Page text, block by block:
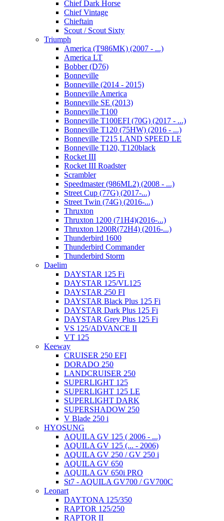
Chief Dark Horse
Chief Vintage
Chieftain
Scout / Scout Sixty
Triumph
America (T986MK) (2007 - ...)
America LT
Bobber (D76)
Bonneville
Bonneville (2014 - 2015)
Bonneville America
Bonneville SE (2013)
Bonneville T100
Bonneville T100EFI (70G) (2017 - ...)
Bonneville T120 (75HW) (2016 - ...)
Bonneville T215 LAND SPEED LE
Bonneville T120, T120black
Rocket III
Rocket III Roadster
Scrambler
Speedmaster (986ML2) (2008 - ...)
Street Cup (77G) (2017-...)
Street Twin (74G) (2016-...)
Thruxton
Thruxton 1200 (71H4)(2016-...)
Thruxton 1200R(72H4) (2016-...)
Thunderbird 1600
Thunderbird Commander
Thunderbird Storm
Daelim
DAYSTAR 125 Fi
DAYSTAR 125/VL125
DAYSTAR 250 FI
DAYSTAR Black Plus 125 Fi
DAYSTAR Dark Plus 125 Fi
DAYSTAR Grey Plus 125 Fi
VS 125/ADVANCE II
VT 125
Keeway
CRUISER 250 EFI
DORADO 250
LANDCRUISER 250
SUPERLIGHT 125
SUPERLIGHT 125 LE
SUPERLIGHT DARK
SUPERSHADOW 250
V Blade 250 i
HYOSUNG
AQUILA GV 125 ( 2006 - ...)
AQUILA GV 125 (... - 2006)
AQUILA GV 250 / GV 250 i
AQUILA GV 650
AQUILA GV 650i PRO
St7 - AQUILA GV700 / GV700C
Leonart
DAYTONA 125/350
RAPTOR 125/250
RAPTOR II